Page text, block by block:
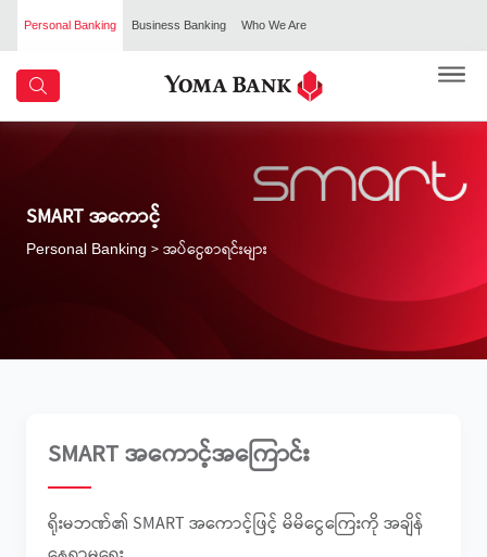
Personal Banking Business Banking Who We Are
SMART အကောင့်
Personal Banking > အပ်ငွေစာရင်းများ
SMART အကောင့်အကြောင်း
ရိုးမဘဏ်၏ SMART အကောင့်ဖြင့် မိမိငွေကြေးကို အချိန်